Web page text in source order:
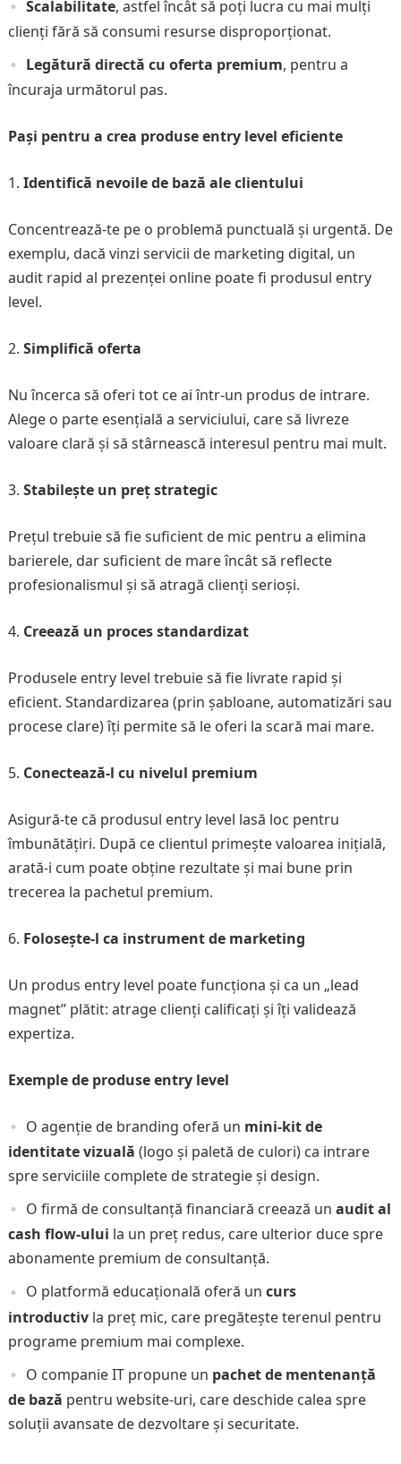
Scalabilitate, astfel încât să poți lucra cu mai mulți
clienți fără să consumi resurse disproporționat.
Legătură directă cu oferta premium, pentru a
încuraja următorul pas.
Pași pentru a crea produse entry level eficiente
Identifică nevoile de bază ale clientului
Concentrează-te pe o problemă punctuală și urgentă. De
exemplu, dacă vinzi servicii de marketing digital, un
audit rapid al prezenței online poate fi produsul entry
level.
Simplifică oferta
Nu încerca să oferi tot ce ai într-un produs de intrare.
Alege o parte esențială a serviciului, care să livreze
valoare clară și să stârnească interesul pentru mai mult.
Stabilește un preț strategic
Prețul trebuie să fie suficient de mic pentru a elimina
barierele, dar suficient de mare încât să reflecte
profesionalismul și să atragă clienți serioși.
Creează un proces standardizat
Produsele entry level trebuie să fie livrate rapid și
eficient. Standardizarea (prin șabloane, automatizări sau
procese clare) îți permite să le oferi la scară mai mare.
Conectează-l cu nivelul premium
Asigură-te că produsul entry level lasă loc pentru
îmbunătățiri. După ce clientul primește valoarea inițială,
arată-i cum poate obține rezultate și mai bune prin
trecerea la pachetul premium.
Folosește-l ca instrument de marketing
Un produs entry level poate funcționa și ca un „lead
magnet” plătit: atrage clienți calificați și îți validează
expertiza.
Exemple de produse entry level
O agenție de branding oferă un mini-kit de
identitate vizuală (logo și paletă de culori) ca intrare
spre serviciile complete de strategie și design.
O firmă de consultanță financiară creează un audit al
cash flow-ului la un preț redus, care ulterior duce spre
abonamente premium de consultanță.
O platformă educațională oferă un curs
introductivla preț mic, care pregătește terenul pentru
programe premium mai complexe.
O companie IT propune un pachet de mentenanță
de bază pentru website-uri, care deschide calea spre
soluții avansate de dezvoltare și securitate.